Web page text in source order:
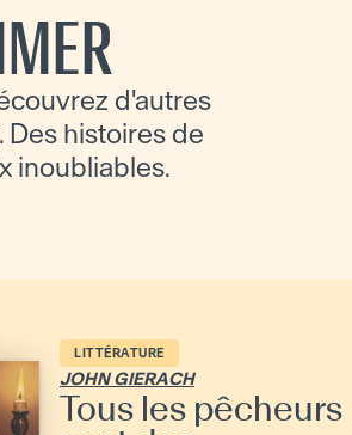
d'autres
histoires de
inoubliables.
LITTÉRATURE
JOHN GIERACH
Tous les pêcheurs